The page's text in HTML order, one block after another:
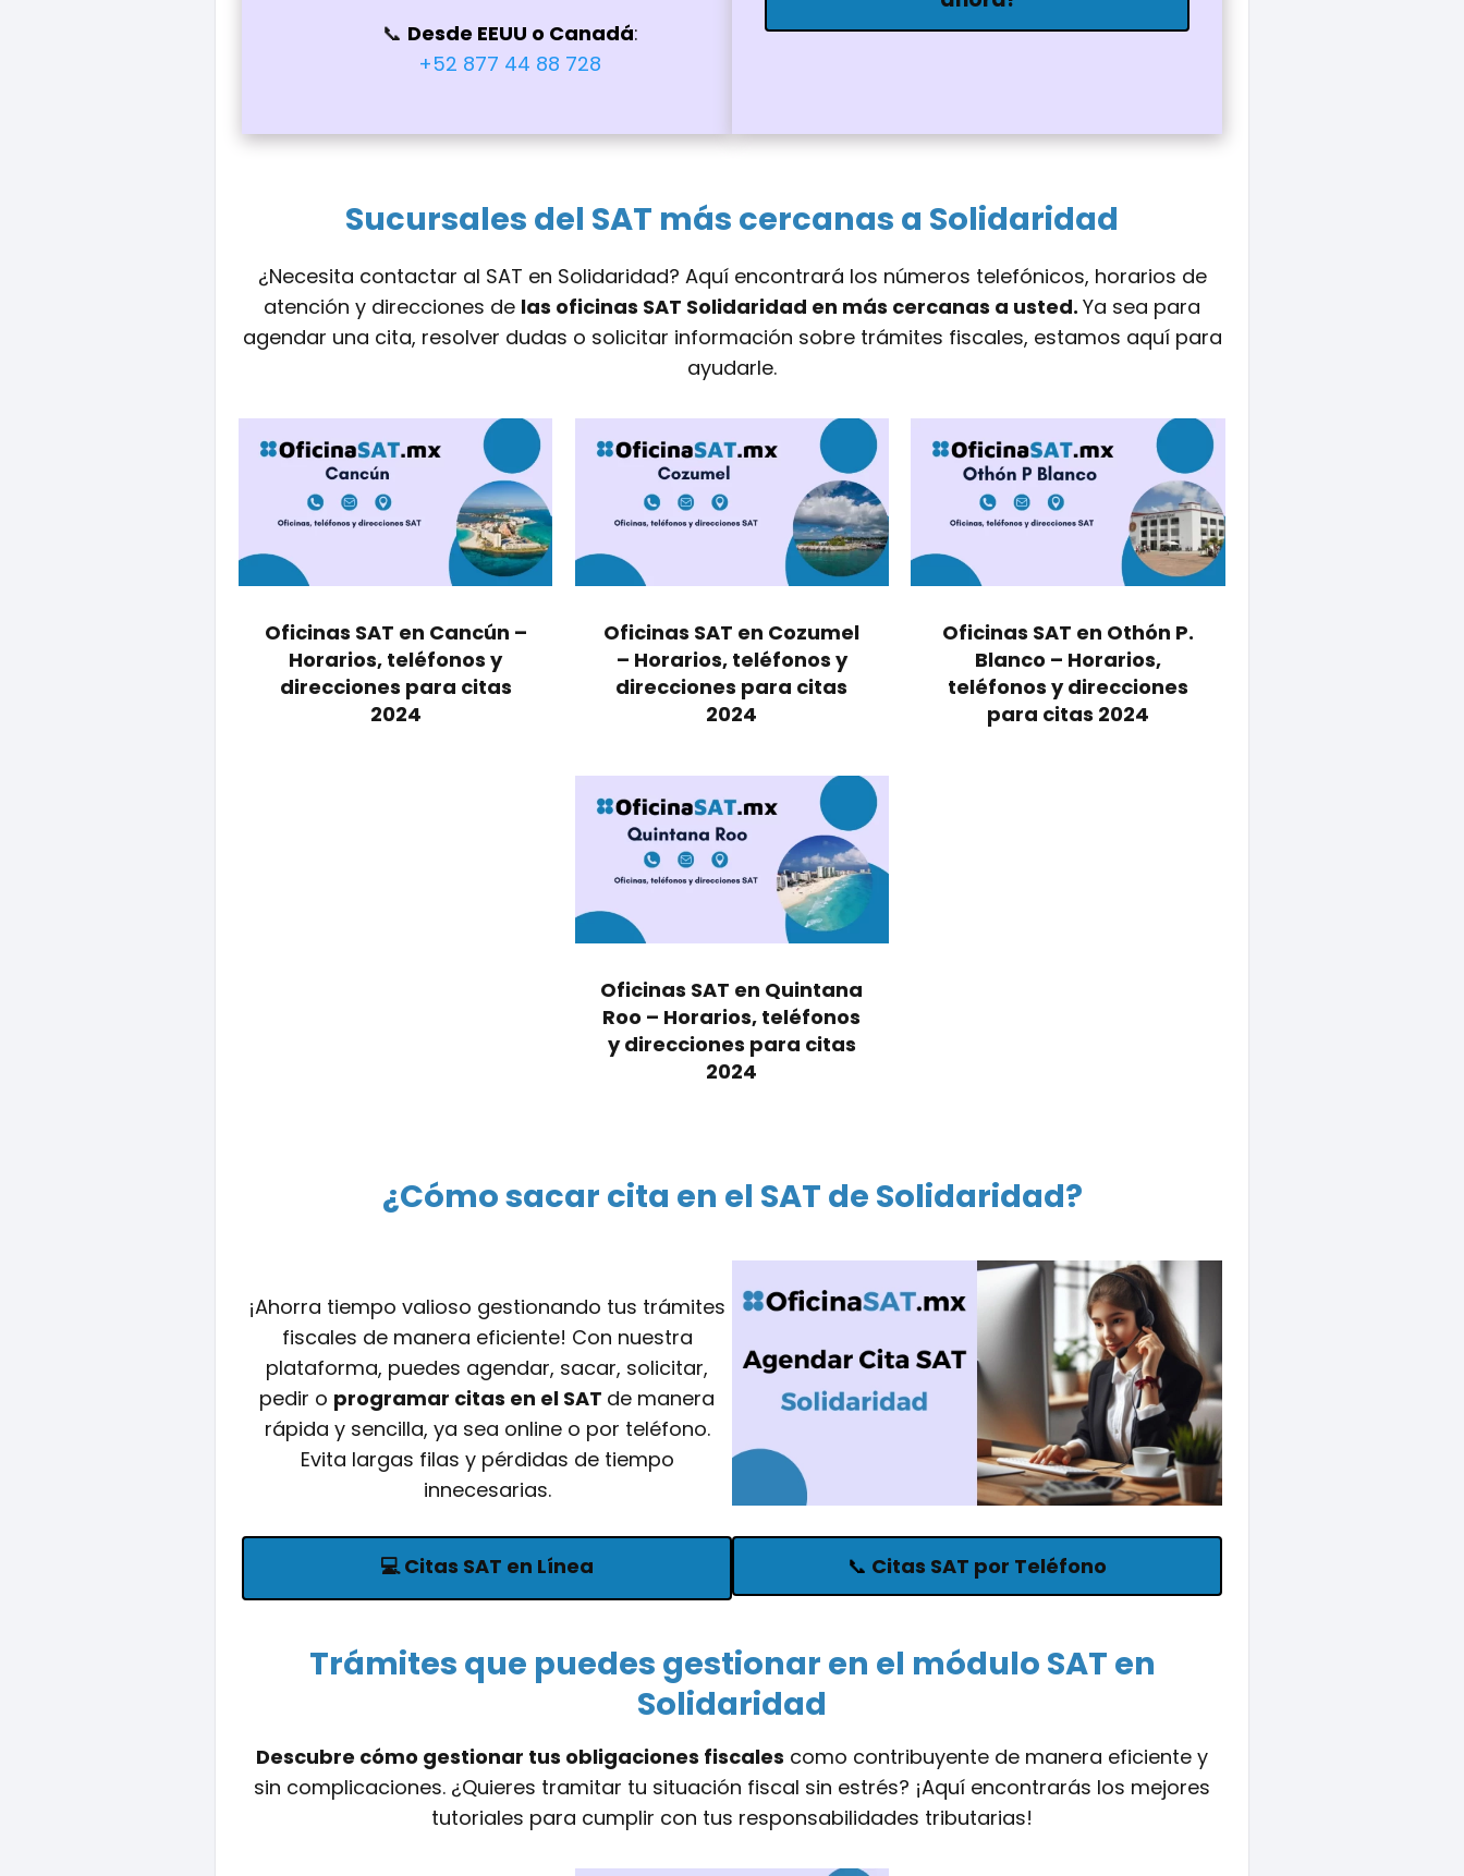
Desde EEUU o Canadá:
+52 877 44 88 728
Sucursales del SAT más cercanas a Solidaridad
¿Necesita contactar al SAT en Solidaridad? Aquí encontrará los números telefónicos, horarios de
atención y direcciones de las oficinas SAT Solidaridad en más cercanas a usted. Ya sea para
agendar una cita, resolver dudas o solicitar información sobre trámites fiscales, estamos aquí para
ayudarle.
Oficinas SAT en Cancún –
Horarios, teléfonos y
direcciones para citas
2024
Oficinas SAT en Cozumel
– Horarios, teléfonos y
direcciones para citas
2024
Oficinas SAT en Othón P.
Blanco – Horarios,
teléfonos y direcciones
para citas 2024
Oficinas SAT en Quintana
Roo – Horarios, teléfonos
y direcciones para citas
2024
¿Cómo sacar cita en el SAT de Solidaridad?
¡Ahorra tiempo valioso gestionando tus trámites
fiscales de manera eficiente! Con nuestra
plataforma, puedes agendar, sacar, solicitar,
pedir o programar citas en el SAT de manera
rápida y sencilla, ya sea online o por teléfono.
Evita largas filas y pérdidas de tiempo
innecesarias.
💻Citas SAT en Línea 📞 Citas SAT por Teléfono
Trámites que puedes gestionar en el módulo SAT en
Solidaridad
Descubre cómo gestionar tus obligaciones fiscales como contribuyente de manera eficiente y
sin complicaciones. ¿Quieres tramitar tu situación fiscal sin estrés? ¡Aquí encontrarás los mejores
tutoriales para cumplir con tus responsabilidades tributarias!